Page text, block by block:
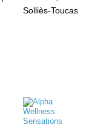
Solliès-Toucas